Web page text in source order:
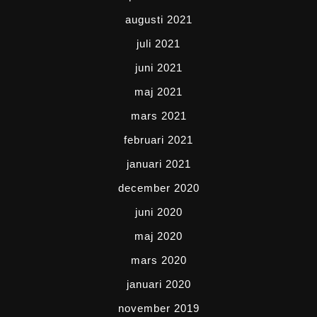
augusti 2021
juli 2021
juni 2021
maj 2021
mars 2021
februari 2021
januari 2021
december 2020
juni 2020
maj 2020
mars 2020
januari 2020
november 2019